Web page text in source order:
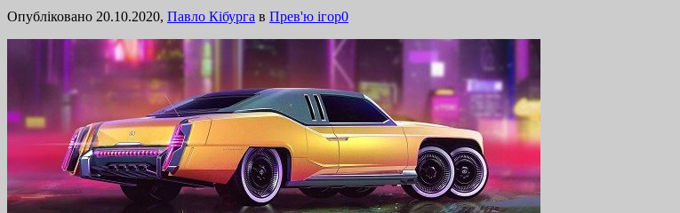
Опубліковано 20.10.2020, Павло Кібурга в Прев'ю ігор0